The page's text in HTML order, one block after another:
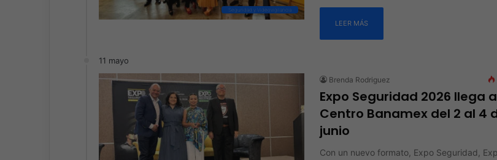
Seguridad y Videovigilancia
LEER MÁS
11 mayo
Brenda Rodriguez
Expo Seguridad 2026 llega
Centro Banamex del 2 al 4
junio
Con un nuevo formato, Expo Seguridad,